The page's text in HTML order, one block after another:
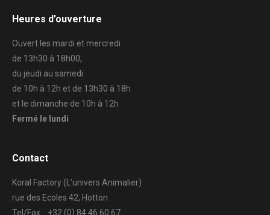
Heures d’ouverture
Ouvert les mardi et mercredi
de 13h30 à 18h00,
du jeudi au samedi
de 10h à 12h et de 13h30 à 18h
et le dimanche de 10h à 12h
Fermé le lundi
Contact
Koral Factory (L’univers Animalier)
rue des Ecoles 42, Hotton
Tel/Fax. : +32 (0) 84 46 60 67